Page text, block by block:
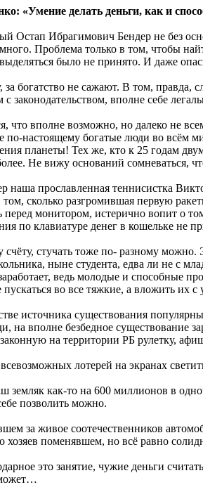
«Умение делать деньги, как и
Остап Ибрагимович Бендер не без
Проблема только в том, чтобы
было не принято. И даже
за богатство не сажают. В том,
законодательством, вполне себе
что вполне возможно, но далеко не
по-настоящему богатые люди во всём
планеты! Тех же, кто к 25 годам
Не вижу оснований сомневаться,
наша прославленная теннисистка
сколько разгромившая первую
монитором, истерично вопит о
по клавиатуре денег в кошельке не
стучать тоже по- разному
ныне студента, едва ли не с
ведь молодые и способные
во все тяжкие, а вложить их
источника существования
на вполне безбедное существование
на территории РБ рулетку,
лотерей на экранах
земляк как-то на 600 миллионов в
позволить можно.
за живое соотечественников
хозяев поменявшем, но всё равно
это занятие, чужие деньги